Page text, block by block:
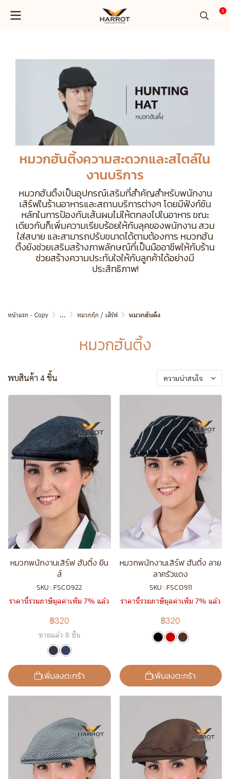
0
หมวกฮันติ้งความสะดวกและสไตล์ใน
งานบริการ
หมวกฮันติ้งเป็นอุปกรณ์เสริมที่สำคัญสำหรับพนักงาน
เสิร์ฟในร้านอาหารและสถานบริการต่างๆ โดยมีฟังก์ชัน
หลักในการป้องกันเส้นผมไม่ให้ตกลงไปในอาหาร ขณะ
เดียวกันก็เพิ่มความเรียบร้อยให้กับลุคของพนักงาน สวม
ใส่สบาย และสามารถปรับขนาดได้ตามต้องการ หมวกฮัน
ติ้งยังช่วยเสริมสร้างภาพลักษณ์ที่เป็นมืออาชีพให้กับร้าน
ช่วยสร้างความประทับใจให้กับลูกค้าได้อย่างมี
ประสิทธิภาพ!
หน้าแรก - Copy ... หมวกกุ๊ก / เสิร์ฟ หมวกฮันติ้ง
หมวกฮันติ้ง
พบสินค้า 4 ชิ้น ความน่าสนใจ
หมวกพนักงานเสิร์ฟ ฮันติ้ง ยีน
ส์
SKU : FSC0922
ราคานี้รวมภาษีมูลค่าเพิ่ม 7% แล้ว
฿320
ขายแล้ว 8 ชิ้น
เพิ่มลงตะกร้า
หมวกพนักงานเสิร์ฟ ฮันติ้ง ลาย
ลาครัวแดง
SKU : FSC0911
ราคานี้รวมภาษีมูลค่าเพิ่ม 7% แล้ว
฿320
เพิ่มลงตะกร้า